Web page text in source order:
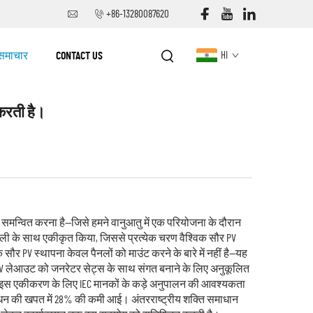
+86-13280087620
CONTACT US HI
है।
समन्वित करना है—जिसे हमने वानुआतु में एक परियोजना के दौरान
के साथ एकीकृत किया, जिससे प्रत्येक चरण वैश्विक सौर PV
सौर PV स्थापना केवल पैनलों को माउंट करने के बारे में नहीं है—यह
PV लेआउट को जनरेटर सेट्स के साथ संगत बनाने के लिए अनुकूलित
एकीकरण के लिए IEC मानकों के कड़े अनुपालन की आवश्यकता
की खपत में 28% की कमी आई। अंतरराष्ट्रीय शक्ति समाधान